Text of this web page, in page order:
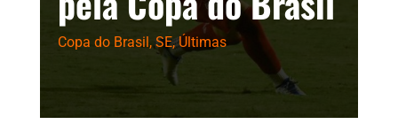
Copa do Brasil,SE,Últimas